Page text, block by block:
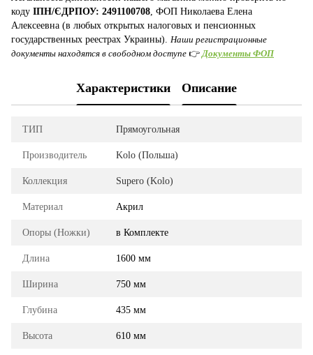
коду ІПН/ЄДРПОУ: 2491100708 , ФОП Николаева Елена
Алексеевна (в любых открытых налоговых и пенсионных
государственных реестрах Украины). Наши регистрационные
документы находятся в свободном доступе 👉 Документы ФОП
Характеристики Описание
ТИП Прямоугольная
Производитель Kolo (Польша)
Коллекция Supero (Kolo)
Материал Акрил
Опоры (Ножки) в Комплекте
Длина 1600 мм
Ширина 750 мм
Глубина 435 мм
Высота 610 мм